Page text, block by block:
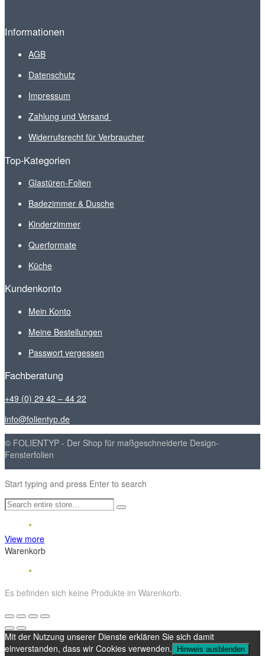
Informationen
AGB
Datenschutz
Impressum
Zahlung und Versand
Widerrufsrecht für Verbraucher
Top-Kategorien
Glastüren-Folien
Badezimmer & Dusche
Kinderzimmer
Querformate
Küche
Kundenkonto
Mein Konto
Meine Bestellungen
Passwort vergessen
Fachberatung
+49 (0) 29 42 – 44 22
info@folientyp.de
© FOLIENTYP - Der Shop für maßgeschneiderte Design-
Fensterfolien
Start typing and press Enter to search
View more
Warenkorb
Es befinden sich keine Produkte im Warenkorb.
Mit der Nutzung unserer Dienste erklären Sie sich damit
einverstanden, dass wir Cookies verwenden.
Hinweis ausblenden